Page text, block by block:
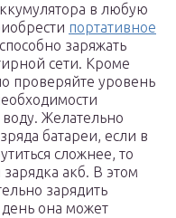
в любую
портативное
заряжать
сети. Кроме
проверяйте уровень
Желательно
батареи, если в
сложнее, то
акб. В этом
зарядить
она может